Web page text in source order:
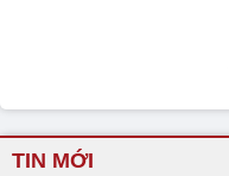
TIN MỚI